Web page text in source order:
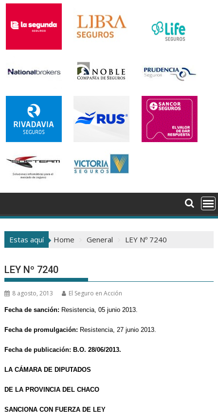
Estas aquí Home General LEY Nº 7240
LEY Nº 7240
8 agosto, 2013 El Seguro en Acción
Fecha de sanción: Resistencia, 05 junio 2013.
Fecha de promulgación: Resistencia, 27 junio 2013.
Fecha de publicación: B.O. 28/06/2013.
LA CÁMARA DE DIPUTADOS
DE LA PROVINCIA DEL CHACO
SANCIONA CON FUERZA DE LEY